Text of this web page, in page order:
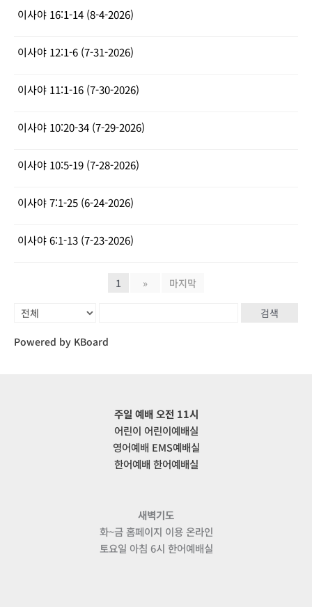
이사야 16:1-14 (8-4-2026)
이사야 12:1-6 (7-31-2026)
이사야 11:1-16 (7-30-2026)
이사야 10:20-34 (7-29-2026)
이사야 10:5-19 (7-28-2026)
이사야 7:1-25 (6-24-2026)
이사야 6:1-13 (7-23-2026)
1 » 마지막
검색
Powered by KBoard
주일 예배 오전 11시
어린이 어린이예배실
영어예배 EMS예배실
한어예배 한어예배실
새벽기도
화~금 홈페이지 이용 온라인
토요일 아침 6시 한어예배실